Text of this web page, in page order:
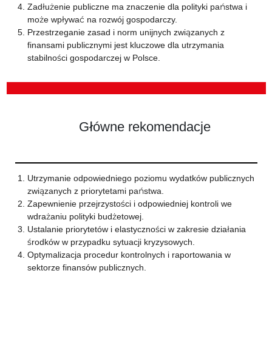
Zadłużenie publiczne ma znaczenie dla polityki państwa i
może wpływać na rozwój gospodarczy.
Przestrzeganie zasad i norm unijnych związanych z
finansami publicznymi jest kluczowe dla utrzymania
stabilności gospodarczej w Polsce.
Główne rekomendacje
Utrzymanie odpowiedniego poziomu wydatków publicznych
związanych z priorytetami państwa.
Zapewnienie przejrzystości i odpowiedniej kontroli we
wdrażaniu polityki budżetowej.
Ustalanie priorytetów i elastyczności w zakresie działania
środków w przypadku sytuacji kryzysowych.
Optymalizacja procedur kontrolnych i raportowania w
sektorze finansów publicznych.